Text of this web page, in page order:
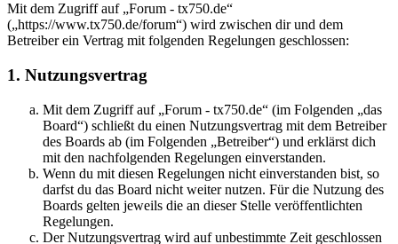
Mit dem Zugriff auf „Forum - tx750.de“
(„https://www.tx750.de/forum“) wird zwischen dir und dem
Betreiber ein Vertrag mit folgenden Regelungen geschlossen:
1. Nutzungsvertrag
Mit dem Zugriff auf „Forum - tx750.de“ (im Folgenden „das
Board“) schließt du einen Nutzungsvertrag mit dem Betreiber
des Boards ab (im Folgenden „Betreiber“) und erklärst dich
mit den nachfolgenden Regelungen einverstanden.
Wenn du mit diesen Regelungen nicht einverstanden bist, so
darfst du das Board nicht weiter nutzen. Für die Nutzung des
Boards gelten jeweils die an dieser Stelle veröffentlichten
Regelungen.
Der Nutzungsvertrag wird auf unbestimmte Zeit geschlossen